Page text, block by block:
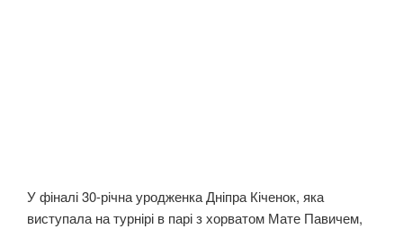
У фіналі 30-річна уродженка Дніпра Кіченок, яка
виступала на турнірі в парі з хорватом Мате Павичем,